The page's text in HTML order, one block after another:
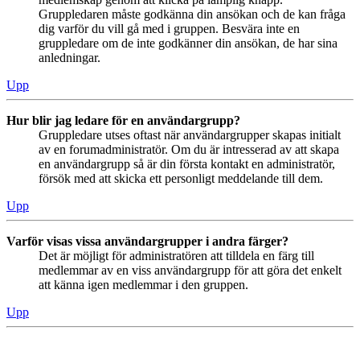
Gruppledaren måste godkänna din ansökan och de kan fråga
dig varför du vill gå med i gruppen. Besvära inte en
gruppledare om de inte godkänner din ansökan, de har sina
anledningar.
Upp
Hur blir jag ledare för en användargrupp?
Gruppledare utses oftast när användargrupper skapas initialt
av en forumadministratör. Om du är intresserad av att skapa
en användargrupp så är din första kontakt en administratör,
försök med att skicka ett personligt meddelande till dem.
Upp
Varför visas vissa användargrupper i andra färger?
Det är möjligt för administratören att tilldela en färg till
medlemmar av en viss användargrupp för att göra det enkelt
att känna igen medlemmar i den gruppen.
Upp